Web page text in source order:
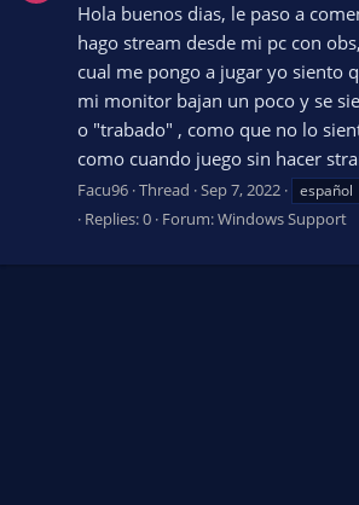
Hola buenos dias, le paso a
hago stream desde mi pc con
cual me pongo a jugar yo siento
mi monitor bajan un poco y se
o "trabado" , como que no lo
como cuando juego sin hacer
Facu96 Thread Sep 7, 2022 español
Replies: 0 Forum:Windows Support